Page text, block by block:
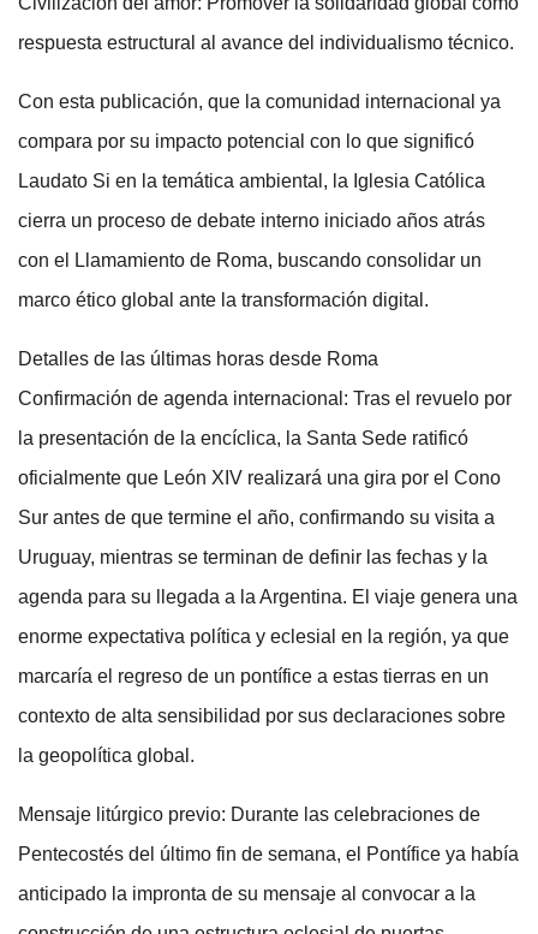
respuesta estructural al avance del individualismo técnico.
Con esta publicación, que la comunidad internacional ya
compara por su impacto potencial con lo que significó
Laudato Si en la temática ambiental, la Iglesia Católica
cierra un proceso de debate interno iniciado años atrás
con el Llamamiento de Roma, buscando consolidar un
marco ético global ante la transformación digital.
Detalles de las últimas horas desde Roma
Confirmación de agenda internacional: Tras el revuelo por
la presentación de la encíclica, la Santa Sede ratificó
oficialmente que León XIV realizará una gira por el Cono
Sur antes de que termine el año, confirmando su visita a
Uruguay, mientras se terminan de definir las fechas y la
agenda para su llegada a la Argentina. El viaje genera una
enorme expectativa política y eclesial en la región, ya que
marcaría el regreso de un pontífice a estas tierras en un
contexto de alta sensibilidad por sus declaraciones sobre
la geopolítica global.
Mensaje litúrgico previo: Durante las celebraciones de
Pentecostés del último fin de semana, el Pontífice ya había
anticipado la impronta de su mensaje al convocar a la